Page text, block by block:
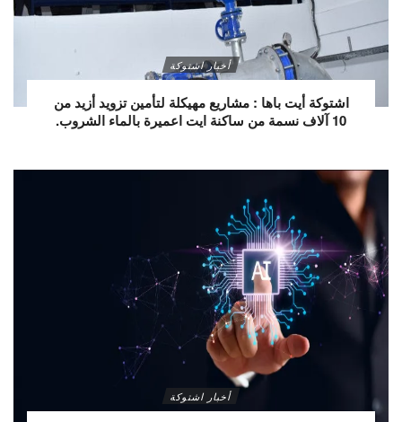
أخبار اشتوكة
اشتوكة أيت باها : مشاريع مهيكلة لتأمين تزويد أزيد من
10 آلاف نسمة من ساكنة ايت اعميرة بالماء الشروب.
أخبار اشتوكة